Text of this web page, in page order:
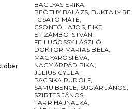
BAGLYAS ERIKA,
BEÖTHY BALÁZS, BUKTA IMRE
, CSATÓ MÁTÉ,
CSONTÓ LAJOS, EIKE,
EF ZÁMBÓ ISTVÁN,
FE LUGOSSY LÁSZLÓ,
DOKTOR MÁRIÁS BÉLA,
MAGYARÓSI ÉVA,
NAGY ÁRPÁD PIKA,
JÚLIUS GYULA,
PACSIKA RUDOLF,
SAMU BENCE, SUGÁR JÁNOS,
SZIRTES JÁNOS,
TARR HAJNALKA,